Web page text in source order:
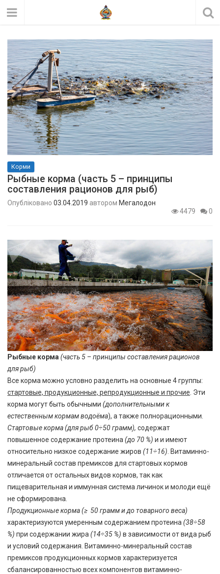
Корми
Рыбные корма (часть 5 – принципы
составления рационов для рыб)
Опубліковано 03.04.2019 автором Мегалодон
4479
0
Рыбные корма (часть 5 – принципы составления рационов
для рыб)
Все корма можно условно разделить на основные 4 группы:
стартовые, продукционные, репродукционные и прочие . Эти
корма могут быть обычными (дополнительными к
естественным кормам водоёма), а также полнорационными.
Стартовые корма (для рыб 0÷50 грамм), содержат
повышенное содержание протеина (до 70 %) и и имеют
относительно низкое содержание жиров (11÷16) . Витаминно-
минеральный состав премиксов для стартовых кормов
отличается от остальных видов кормов, так как
пищеварительная и иммунная система личинок и молоди ещё
не сформирована.
Продукционные корма(≥ 50 грамм и до товарного веса)
характеризуются умеренным содержанием протеина (38÷58
%) при содержании жира (14÷35 %) в зависимости от вида рыб
и условий содержания. Витаминно-минеральный состав
премиксов продукционных кормов характеризуется
сбалансированностью всех компонентов витаминно-